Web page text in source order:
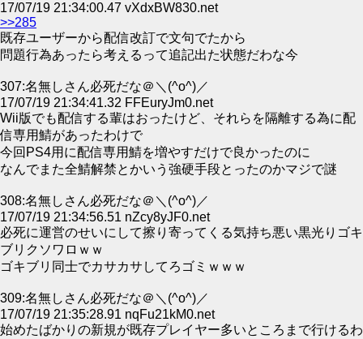
17/07/19 21:34:00.47 vXdxBW830.net
>>285
既存ユーザーから配信改訂で文句でたから
問題行為あったら考えるって追記出た状態だわな今
307:名無しさん必死だな＠＼(^o^)／
17/07/19 21:34:41.32 FFEuryJm0.net
Wii版でも配信する輩はおったけど、それらを隔離する為に配
信専用鯖があったわけで
今回PS4用に配信専用鯖を増やすだけで良かったのに
なんでまた全鯖解禁とかいう強硬手段とったのかマジで謎
308:名無しさん必死だな＠＼(^o^)／
17/07/19 21:34:56.51 nZcy8yJF0.net
必死に運営のせいにして擦り寄ってくる気持ち悪い黒光りゴキ
ブリクソワロｗｗ
ゴキブリ同士でカサカサしてろゴミｗｗｗ
309:名無しさん必死だな＠＼(^o^)／
17/07/19 21:35:28.91 nqFu21kM0.net
始めたばかりの新規が既存プレイヤー多いところまで行けるわ